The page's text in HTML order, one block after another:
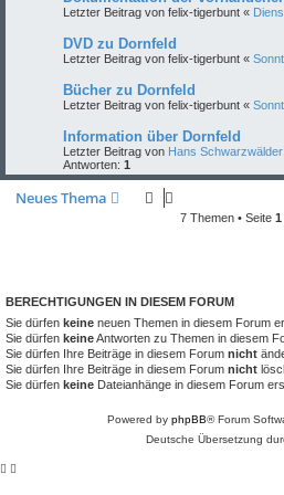
Letzter Beitrag von felix-tigerbunt «
DVD zu Dornfeld
Letzter Beitrag von felix-tigerbunt «
Bücher zu Dornfeld
Letzter Beitrag von felix-tigerbunt «
Information über Dornfeld
Letzter Beitrag von Hans Schwarzwälder
Antworten: 1
Neues Thema
7 Themen • Seite 1
BERECHTIGUNGEN IN DIESEM FORUM
Sie dürfen keine neuen Themen in diesem Forum
Sie dürfen keineAntworten zu Themen in diesem
Sie dürfen Ihre Beiträge in diesem Forum nicht
Sie dürfen Ihre Beiträge in diesem Forum nicht
Sie dürfen keine Dateianhänge in diesem Forum
Powered by phpBB® Forum
Deutsche Übersetzung